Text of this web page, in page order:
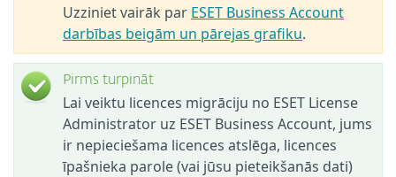
Uzziniet vairāk par ESET Business Account
darbības beigām un pārejas grafiku.
Pirms turpināt
Lai veiktu licences migrāciju no ESET License
Administrator uz ESET Business Account, jums
ir nepieciešama licences atslēga, licences
īpašnieka parole (vai jūsu pieteikšanās dati)